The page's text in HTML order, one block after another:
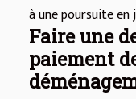
à une poursuite
Faire une
paiement